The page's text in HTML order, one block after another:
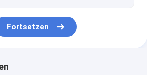
die Maschine herstellen
Fortsetzen